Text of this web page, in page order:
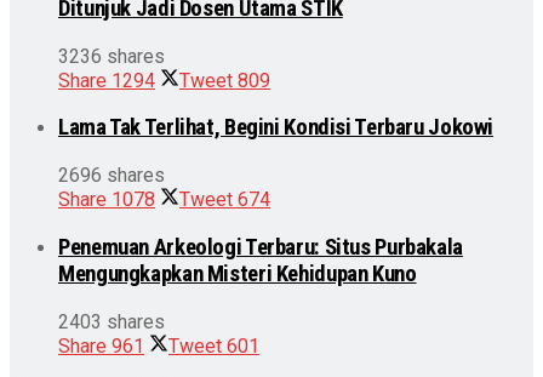
Ditunjuk Jadi Dosen Utama STIK
3236 shares
Share 1294 Tweet 809
Lama Tak Terlihat, Begini Kondisi Terbaru Jokowi
2696 shares
Share 1078 Tweet 674
Penemuan Arkeologi Terbaru: Situs Purbakala
Mengungkapkan Misteri Kehidupan Kuno
2403 shares
Share 961 Tweet 601